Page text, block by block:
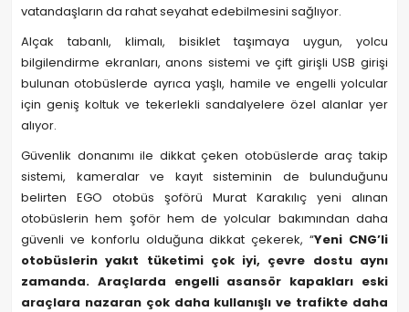
vatandaşların da rahat seyahat edebilmesini sağlıyor.
Alçak tabanlı, klimalı, bisiklet taşımaya uygun, yolcu
bilgilendirme ekranları, anons sistemi ve çift girişli USB girişi
bulunan otobüslerde ayrıca yaşlı, hamile ve engelli yolcular
için geniş koltuk ve tekerlekli sandalyelere özel alanlar yer
alıyor.
Güvenlik donanımı ile dikkat çeken otobüslerde araç takip
sistemi, kameralar ve kayıt sisteminin de bulunduğunu
belirten EGO otobüs şoförü Murat Karakılıç yeni alınan
otobüslerin hem şoför hem de yolcular bakımından daha
güvenli ve konforlu olduğuna dikkat çekerek, “Yeni CNG’li
otobüslerin yakıt tüketimi çok iyi, çevre dostu aynı
zamanda. Araçlarda engelli asansör kapakları eski
araçlara nazaran çok daha kullanışlı ve trafikte daha